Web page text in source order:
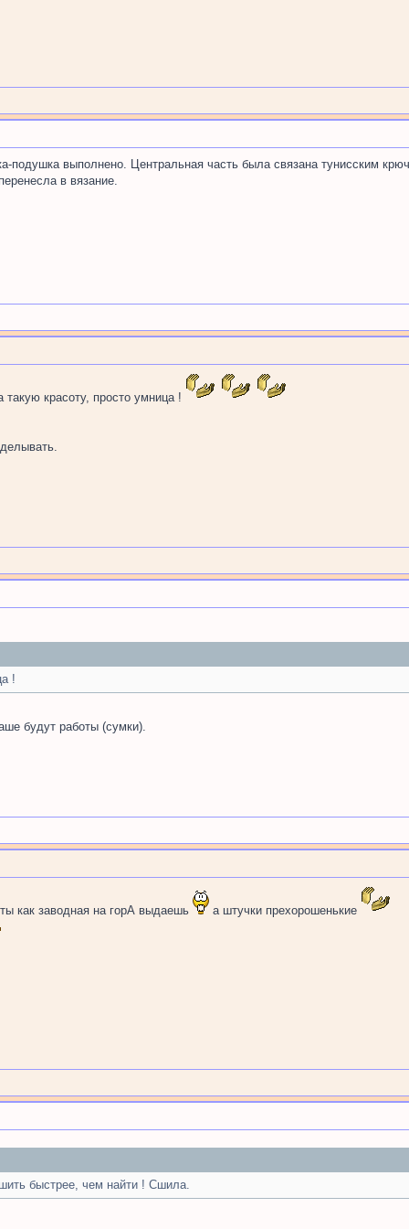
подушка выполнено. Центральная часть была связана тунисским
в вязание.
красоту, просто умница !
!
будут работы (сумки).
как заводная на горА выдаешь а штучки прехорошенькие
быстрее, чем найти ! Сшила.